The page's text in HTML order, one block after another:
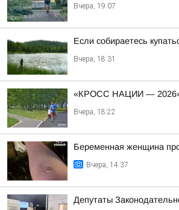
Вчера, 19:07
Если собираетесь
Вчера, 18:31
«КРОСС НАЦИИ —
Вчера, 18:22
Беременная женщина
Вчера, 14:37
Депутаты